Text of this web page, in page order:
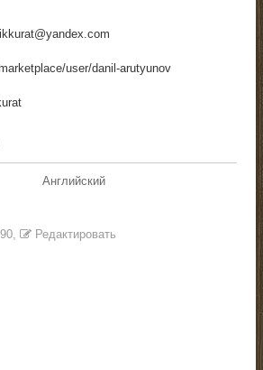
user/danil-arutyunov
Английский
, Редактировать